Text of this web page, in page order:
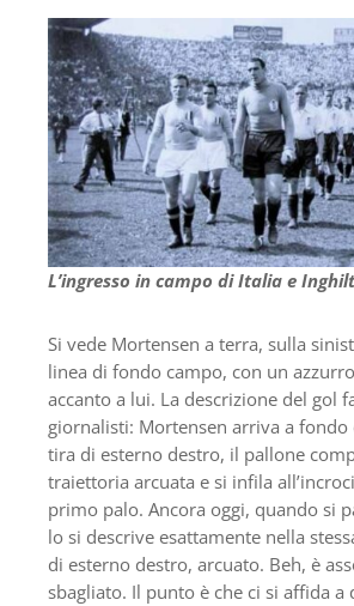
L’ingresso in campo di Italia e
Si vede Mortensen a terra, sulla
linea di fondo campo, con un
accanto a lui. La descrizione del gol
giornalisti: Mortensen arriva a fondo
tira di esterno destro, il pallone
traiettoria arcuata e si infila
primo palo. Ancora oggi, quando si
lo si descrive esattamente nella
di esterno destro, arcuato. Beh, è
sbagliato. Il punto è che ci si affida a